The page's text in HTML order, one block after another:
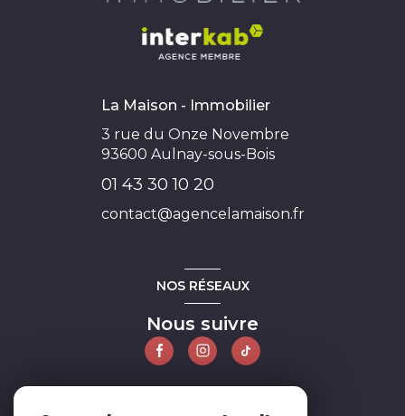
La Maison - Immobilier
3 rue du Onze Novembre
93600 Aulnay-sous-Bois
01 43 30 10 20
contact@agencelamaison.fr
NOS RÉSEAUX
Nous suivre